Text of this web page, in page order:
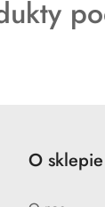
O sklepie